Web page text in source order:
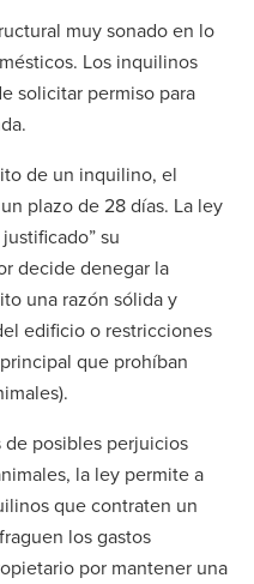
muy sonado en lo
Los inquilinos
solicitar permiso para
de un inquilino, el
plazo de 28 días. La ley
su
decide denegar la
una razón sólida y
edificio o restricciones
que prohíban
de posibles perjuicios
la ley permite a
que contraten un
los gastos
por mantener una